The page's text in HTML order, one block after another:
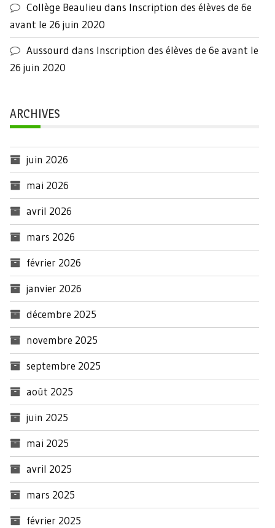
Collège Beaulieu dans Inscription des élèves de 6e
avant le 26 juin 2020
Aussourd dans Inscription des élèves de 6e avant le
26 juin 2020
ARCHIVES
juin 2026
mai 2026
avril 2026
mars 2026
février 2026
janvier 2026
décembre 2025
novembre 2025
septembre 2025
août 2025
juin 2025
mai 2025
avril 2025
mars 2025
février 2025